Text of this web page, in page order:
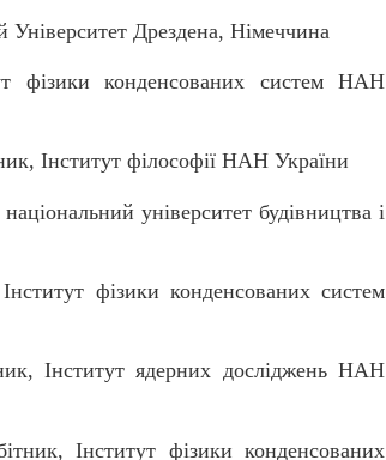
Університет Дрездена, Німеччина
фізики конденсованих систем НАН
Інститут філософії НАН України
університет будівництва і
фізики конденсованих систем
Інститут ядерних досліджень НАН
Інститут фізики конденсованих